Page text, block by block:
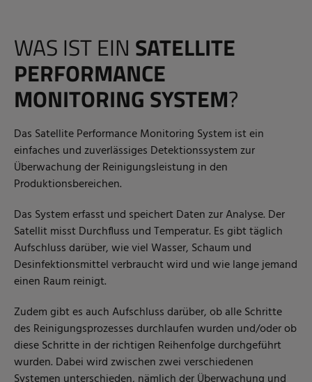
WAS IST EIN SATELLITE
PERFORMANCE
MONITORING SYSTEM?
Das Satellite Performance Monitoring System ist ein
einfaches und zuverlässiges Detektionssystem zur
Überwachung der Reinigungsleistung in den
Produktionsbereichen.
Das System erfasst und speichert Daten zur Analyse. Der
Satellit misst Durchfluss und Temperatur. Es gibt täglich
Aufschluss darüber, wie viel Wasser, Schaum und
Desinfektionsmittel verbraucht wird und wie lange jemand
einen Raum reinigt.
Zudem gibt es auch Aufschluss darüber, ob alle Schritte
des Reinigungsprozesses durchlaufen wurden und/oder ob
diese Schritte in der richtigen Reihenfolge durchgeführt
wurden. Dabei wird zwischen zwei verschiedenen